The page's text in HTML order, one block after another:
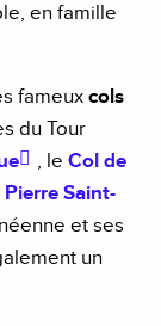
en famille
fameux cols
du Tour
, le Col de
Saint-
et ses
un